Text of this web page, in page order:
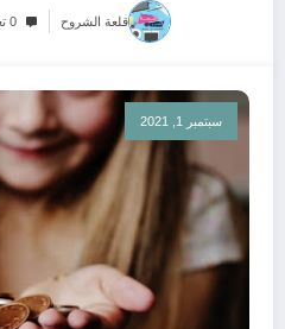
قلعة الشروح 0 تعليقات
سبتمبر 1, 2021